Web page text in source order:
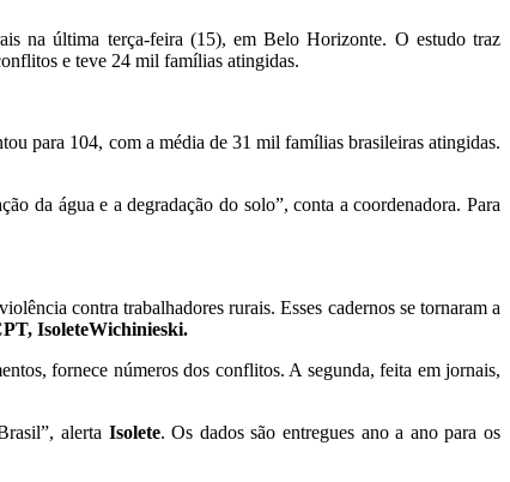
na última terça-feira (15), em Belo Horizonte. O estudo traz
e teve 24 mil famílias atingidas.
para 104, com a média de 31 mil famílias brasileiras atingidas.
da água e a degradação do solo”, conta a coordenadora. Para
contra trabalhadores rurais. Esses cadernos se tornaram a
IsoleteWichinieski.
fornece números dos conflitos. A segunda, feita em jornais,
alerta Isolete. Os dados são entregues ano a ano para os